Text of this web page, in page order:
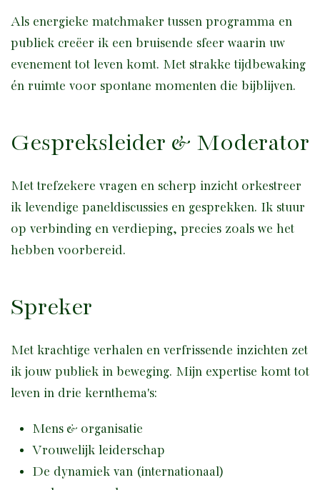
Als energieke matchmaker tussen programma en
publiek creëer ik een bruisende sfeer waarin uw
evenement tot leven komt. Met strakke tijdbewaking
én ruimte voor spontane momenten die bijblijven.
Gespreksleider & Moderator
Met trefzekere vragen en scherp inzicht orkestreer
ik levendige paneldiscussies en gesprekken. Ik stuur
op verbinding en verdieping, precies zoals we het
hebben voorbereid.
Spreker
Met krachtige verhalen en verfrissende inzichten zet
ik jouw publiek in beweging. Mijn expertise komt tot
leven in drie kernthema's:
Mens & organisatie
Vrouwelijk leiderschap
De dynamiek van (internationaal)